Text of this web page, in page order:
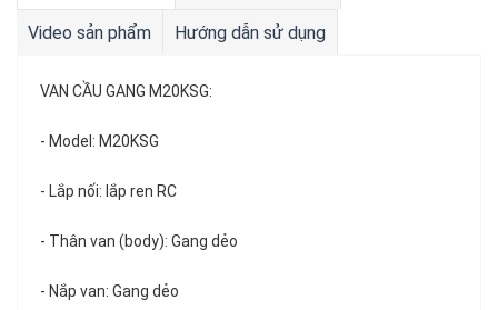
Video sản phẩm Hướng dẫn sử dụng
VAN CẦU GANG M20KSG:
- Model: M20KSG
- Lắp nối: lắp ren RC
- Thân van (body): Gang dẻo
- Nắp van: Gang dẻo